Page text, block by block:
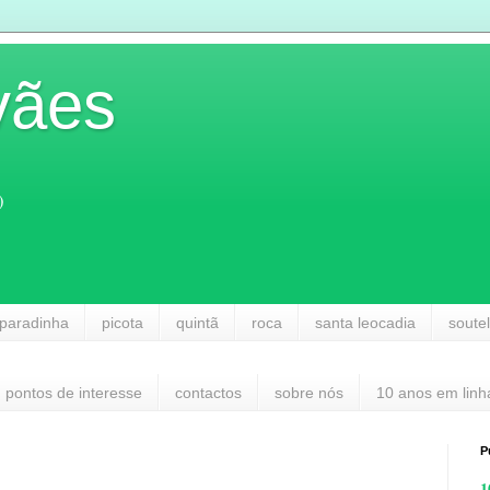
picota quintã roca santa leocadia
pontos de interesse contactos sobre nós 10 anos em